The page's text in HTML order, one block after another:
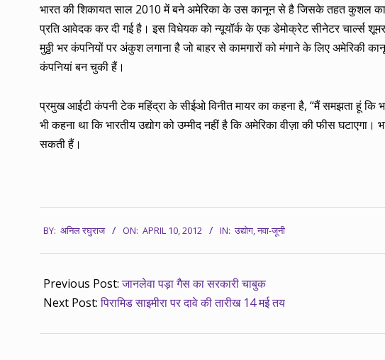
भारत की शिकायत साल 2010 में बने अमेरिका के उस कानून से है जिसके तहत कुशल
प्रति आवेदक कर दी गई है। इस विधेयक को न्यूयॉर्क के एक डेमोक्रेट सीनेटर चार्ल्स
मुठ्ठी भर कंपनियों पर अंकुश लगाना है जो बाहर से कामगारों को मंगाने के लिए अमेरिकी
कंपनियां बन चुकी हैं।
प्रमुख आईटी कंपनी टेक महिंद्रा के सीईओ विनीत मायर का कहना है, “मैं समझता हूं कि
भी कहना था कि भारतीय उद्योग को उम्मीद नहीं है कि अमेरिका वीज़ा की फीस
सकती हैं।
04-
10
BY: अनिल रघुराज ON: APRIL 10, 2012 IN: उद्योग,नवा-जूनी
Previous Post:जानलेवा पड़ा गैस का सरकारी चाबुक
Next Post:पिरामिड साइमीरा पर दावे की तारीख 14 मई तय